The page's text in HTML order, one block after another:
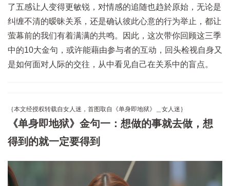
了五感让人变得更敏锐，对情感的追随也趋於原始，无论是
纠缠不清的暧昧关系，还是确认彼此心意的行为举止，都让
萤幕前的我们有着满满的共鸣。因此，这次带你回顾这三季
中的10大金句，或许能藉由参与者的互动，回头检视自身又
是如何面对人际的交往，从中看见自己在关系中的盲点。
｛本文经授权转载自女人迷，首图取自《单身即地狱》＿女人迷｝
《单身即地狱》金句一：想做的事就去做，想
得到的就一定要得到